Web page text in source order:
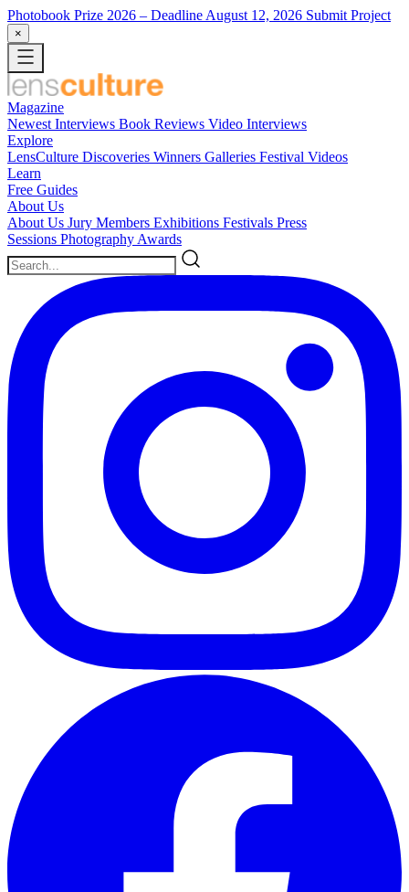
Photobook Prize 2026 – Deadline August 12, 2026 Submit Project
×
Magazine
Newest Interviews Book Reviews Video Interviews
Explore
LensCulture Discoveries Winners Galleries Festival Videos
Learn
Free Guides
About Us
About Us Jury Members Exhibitions Festivals Press
Sessions Photography Awards